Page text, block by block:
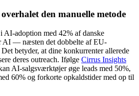
den manuelle metode
AI-adoption med 42% af danske
AI — næsten det dobbelte af EU-
betyder, at dine konkurrenter allerede
deres outreach. Ifølge Cirrus Insights
AI-salgsværktøjer øge leads med 50%,
60% og forkorte opkaldstider med op til